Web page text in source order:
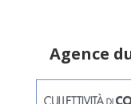
Agence